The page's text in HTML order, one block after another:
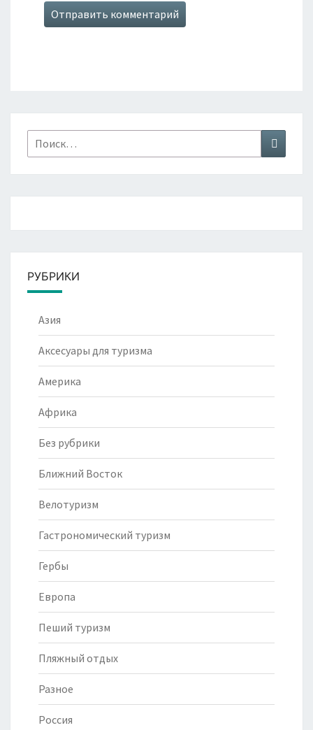
Найти: Поиск
РУБРИКИ
Азия
Аксесуары для туризма
Америка
Африка
Без рубрики
Ближний Восток
Велотуризм
Гастрономический туризм
Гербы
Европа
Пеший туризм
Пляжный отдых
Разное
Россия